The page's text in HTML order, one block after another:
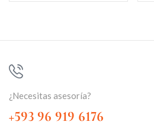
¿Necesitas asesoría?
+593 96 919 6176